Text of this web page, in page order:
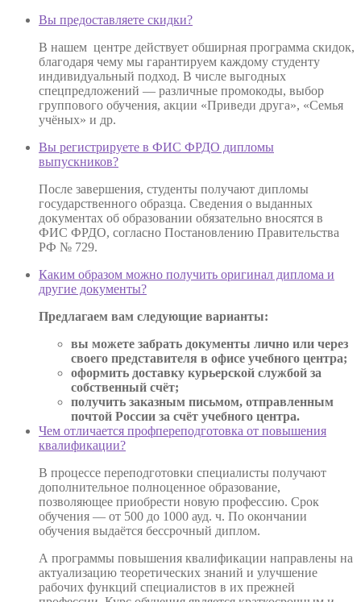
Вы предоставляете скидки?
В нашем центре действует обширная программа скидок,
благодаря чему мы гарантируем каждому студенту
индивидуальный подход. В числе выгодных
спецпредложений — различные промокоды, выбор
группового обучения, акции «Приведи друга», «Семья
учёных» и др.
Вы регистрируете в ФИС ФРДО дипломы
выпускников?
После завершения, студенты получают дипломы
государственного образца. Сведения о выданных
документах об образовании обязательно вносятся в
ФИС ФРДО, согласно Постановлению Правительства
РФ № 729.
Каким образом можно получить оригинал диплома и
другие документы?
Предлагаем вам следующие варианты:
вы можете забрать документы лично или через
своего представителя в офисе учебного центра;
оформить доставку курьерской службой за
собственный счёт;
получить заказным письмом, отправленным
почтой России за счёт учебного центра.
Чем отличается профпереподготовка от повышения
квалификации?
В процессе переподготовки специалисты получают
дополнительное полноценное образование,
позволяющее приобрести новую профессию. Срок
обучения — от 500 до 1000 ауд. ч. По окончании
обучения выдаётся бессрочный диплом.
А программы повышения квалификации направлены на
актуализацию теоретических знаний и улучшение
рабочих функций специалистов в их прежней